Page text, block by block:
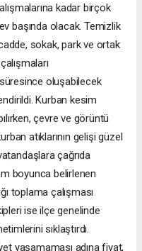
kadar birçok
başında olacak. Temizlik
sokak, park ve ortak
oluşabilecek
Kurban kesim
çevre ve görüntü
atıklarının gelişi güzel
çağrıda
boyunca belirlenen
toplama çalışması
ise ilçe genelinde
sıklaştırdı.
yaşamaması adına fiyat,